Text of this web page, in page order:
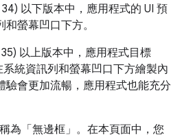
以下版本中，應用程式的 UI 預
螢幕凹口下方。
以上版本中，應用程式目標
統資訊列和螢幕凹口下方繪製內
驗會更加流暢，應用程式也能充分
為「無邊框」 。在本頁面中，您